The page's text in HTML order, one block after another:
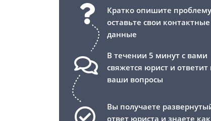
Кратко опишите
оставьте свои контактные
данные
В течении 5 минут с вами
свяжется юрист и ответит
ваши вопросы
Вы получаете
ответ юриста и знаете как